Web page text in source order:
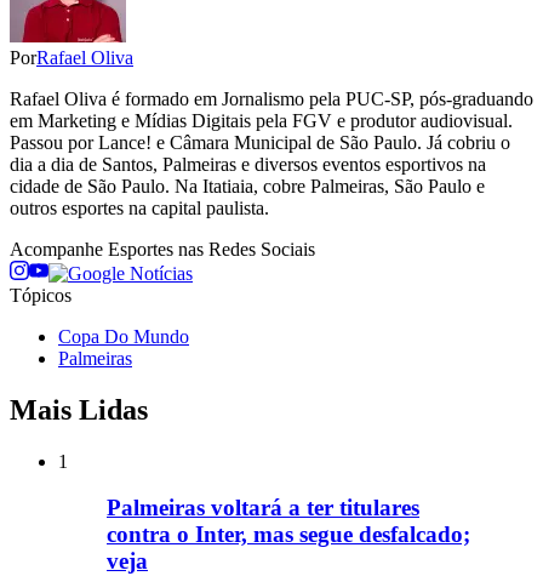
PorRafael Oliva
Rafael Oliva é formado em Jornalismo pela PUC-SP, pós-graduando
em Marketing e Mídias Digitais pela FGV e produtor audiovisual.
Passou por Lance! e Câmara Municipal de São Paulo. Já cobriu o
dia a dia de Santos, Palmeiras e diversos eventos esportivos na
cidade de São Paulo. Na Itatiaia, cobre Palmeiras, São Paulo e
outros esportes na capital paulista.
Acompanhe Esportes nas Redes Sociais
Tópicos
Copa Do Mundo
Palmeiras
Mais Lidas
1
Palmeiras voltará a ter titulares
contra o Inter, mas segue desfalcado;
veja